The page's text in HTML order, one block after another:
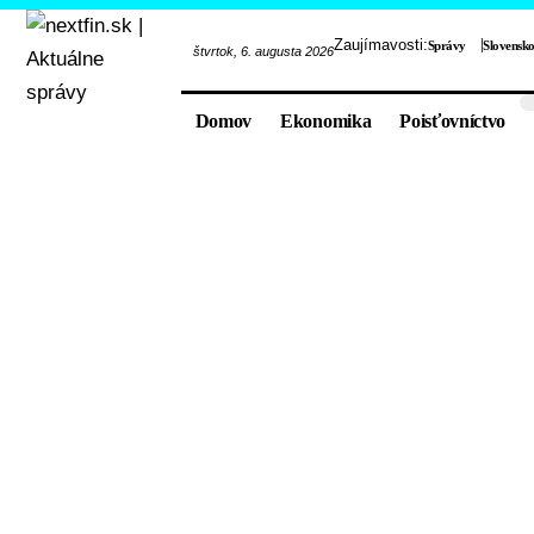
štvrtok, 6. augusta 2026Zaujímavosti:Správy Slovensko
Domov Ekonomika Poisťovníctvo